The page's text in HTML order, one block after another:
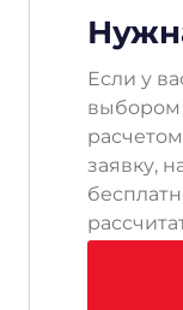
Если у
выбором
заявку,